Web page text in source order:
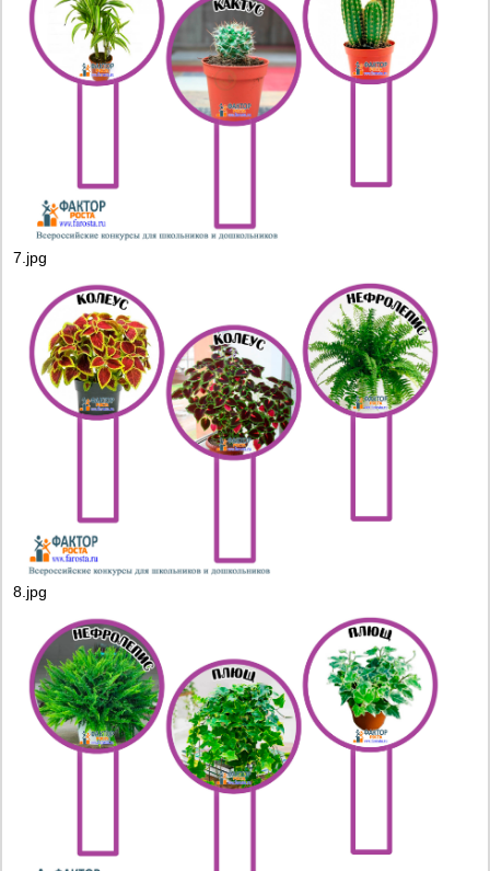
7.jpg
8.jpg